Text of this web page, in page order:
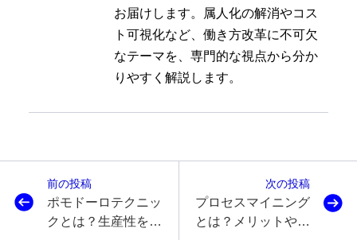
お届けします。属人化の解消やコス
ト可視化など、働き方改革に不可欠
なテーマを、専門的な視点から分か
りやすく解説します。
前の投稿
ポモドーロテクニッ
クとは？生産性を向
次の投稿
プロセスマイニング
とは？メリットやデ